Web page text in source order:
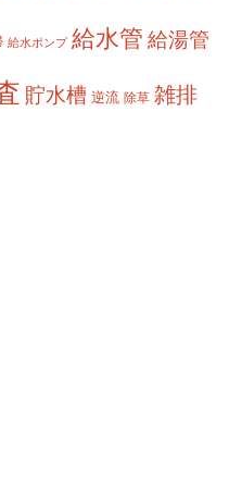
給水ポンプ 給水管 給湯管
貯水槽 逆流 除草 雑排